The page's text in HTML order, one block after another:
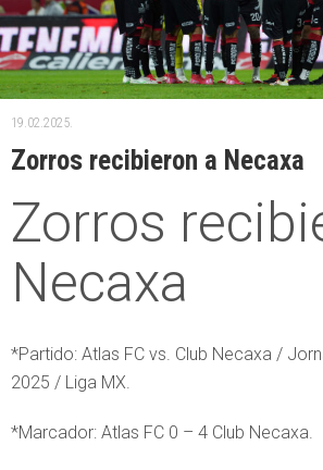
19.02.2025.
Zorros recibieron a Necaxa
Zorros
Necaxa
*Partido: Atlas FC vs. Club Necaxa /
2025 / Liga MX.
*Marcador: Atlas FC 0 – 4 Club Necaxa.